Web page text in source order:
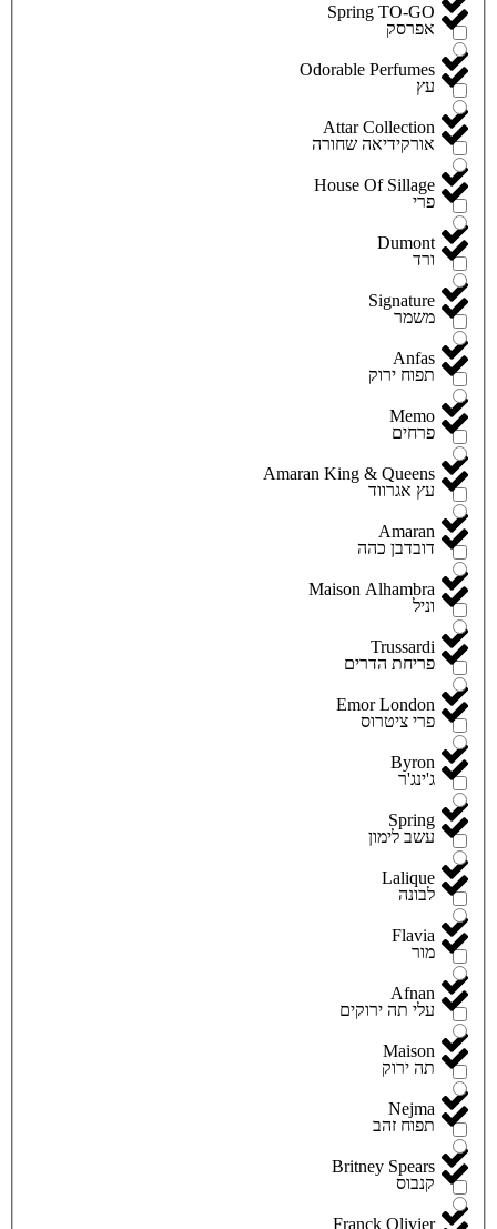
Spring TO-GO
Odorable Perfumes
Attar Collection
House Of Sillage
Dumont
Signature
Anfas
Memo
Amaran King & Queens
Amaran
Maison Alhambra
Trussardi
Emor London
Byron
Spring
Lalique
Flavia
Afnan
Maison
Nejma
Britney Spears
Franck Olivier
אפרסק
עץ
אורקידיאה שחורה
פרי
ורד
משמר
תפוח ירוק
פרחים
עץ אגרווד
דובדבן כהה
וניל
פריחת הדרים
פרי ציטרוס
ג'ינג'ר
עשב לימון
לבונה
מור
עלי תה ירוקים
תה ירוק
תפוח זהב
קנבוס